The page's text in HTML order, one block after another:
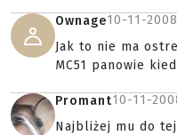
Ownage10-11-
Jak to nie ma
MC51 panowie
Promant10-11-
Najbliżej mu do